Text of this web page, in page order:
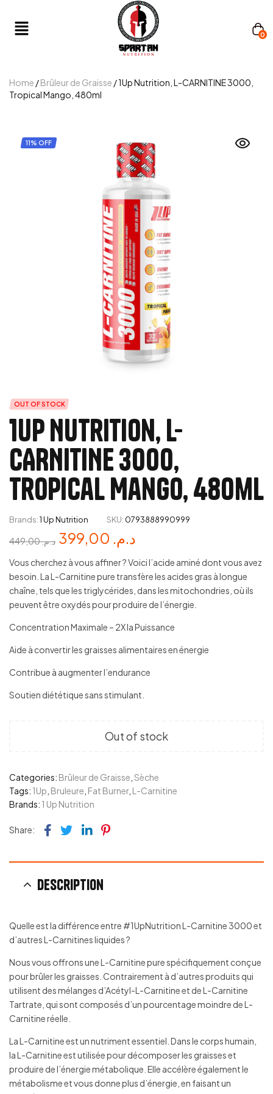
0
Home /Brûleur de Graisse / 1Up Nutrition, L-CARNITINE 3000,
Tropical Mango, 480ml
11% OFF
OUT OF STOCK
1Up Nutrition, L-
CARNITINE 3000,
Tropical Mango, 480ml
Brands:1 Up Nutrition SKU: 0793888990999
د.م.449,00 د.م.
Vous cherchez à vous affiner ? Voici l’acide aminé dont vous avez
besoin. La L-Carnitine pure transfère les acides gras à longue
chaîne, tels que les triglycérides, dans les mitochondries, où ils
peuvent être oxydés pour produire de l’énergie.
Concentration Maximale – 2X la Puissance
Aide à convertir les graisses alimentaires en énergie
Contribue à augmenter l’endurance
Soutien diététique sans stimulant.
Out of stock
Categories: Brûleur de Graisse Sèche
Tags: 1Up Bruleure Fat Burner, L-Carnitine
Brands: 1 Up Nutrition
Share: Facebook
TwitterLinkedin
Pinterest
Description
Quelle est la différence entre #1UpNutrition L-Carnitine 3000 et
d’autres L-Carnitines liquides ?
Nous vous offrons une L-Carnitine pure spécifiquement conçue
pour brûler les graisses. Contrairement à d’autres produits qui
utilisent des mélanges d’Acétyl-L-Carnitine et de L-Carnitine
Tartrate, qui sont composés d’un pourcentage moindre de L-
Carnitine réelle.
La L-Carnitine est un nutriment essentiel. Dans le corps humain,
la L-Carnitine est utilisée pour décomposer les graisses et
produire de l’énergie métabolique. Elle accélère également le
métabolisme et vous donne plus d’énergie, en faisant un